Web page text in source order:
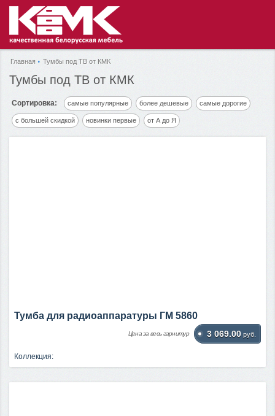
Главная Тумбы под ТВ от КМК
Тумбы под ТВ от КМК
Сортировка: самые популярные более дешевые самые дорогие
с большей скидкой новинки первые от А до Я
Тумба для радиоаппаратуры ГМ 5860
Цена за весь гарнитур 3 069.00 руб.
Коллекция: